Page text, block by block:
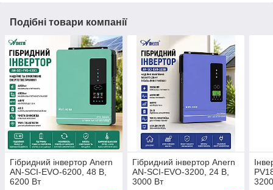
Подібні товари компанії
Гібридний інвертор Anern
AN-SCI-EVO-6200, 48 В,
6200 Вт
Гібридний інвертор Anern
AN-SCI-EVO-3200, 24 В,
3000 Вт